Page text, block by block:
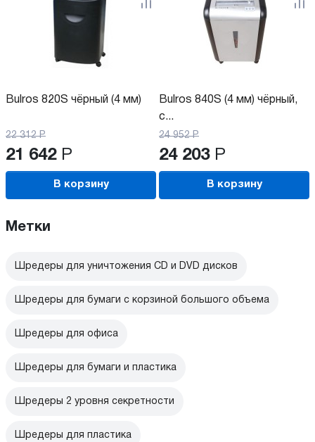
Bulros 820S чёрный (4 мм)
22 312 Р
21 642 Р
В корзину
Bulros 840S (4 мм) чёрный,
с...
24 952 Р
24 203 Р
В корзину
Метки
Шредеры для уничтожения CD и DVD дисков
Шредеры для бумаги с корзиной большого объема
Шредеры для офиса
Шредеры для бумаги и пластика
Шредеры 2 уровня секретности
Шредеры для пластика